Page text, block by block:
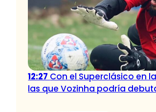
12:27 Con el Superclásico en
las que Vozinha podría